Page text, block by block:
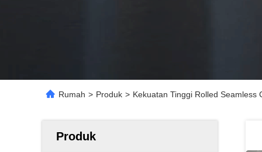
Rumah > Produk > Kekuatan Tinggi Rolled
Produk